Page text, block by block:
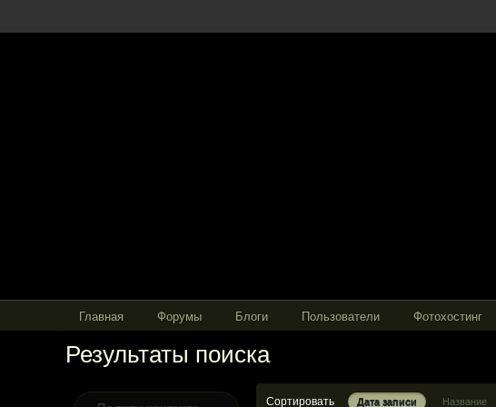
Главная Форумы Блоги Пользователи Фотохостинг
Результаты поиска
Сортировать Дата записи Название